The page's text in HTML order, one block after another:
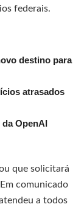
federais.
destino para
atrasados
OpenAI
que solicitará
comunicado
a todos